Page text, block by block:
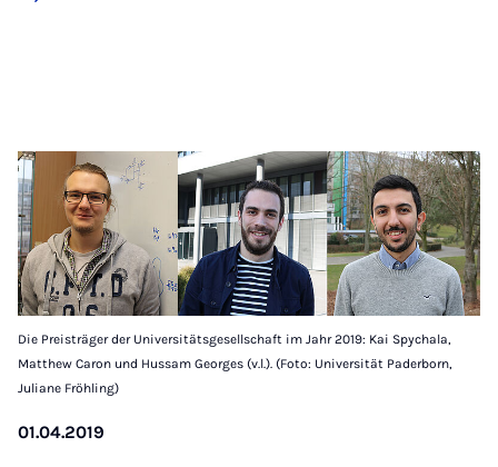
Die Preisträger der Universitätsgesellschaft im Jahr 2019: Kai Spychala,
Matthew Caron und Hussam Georges (v.l.). (Foto: Universität Paderborn,
Juliane Fröhling)
01.04.2019